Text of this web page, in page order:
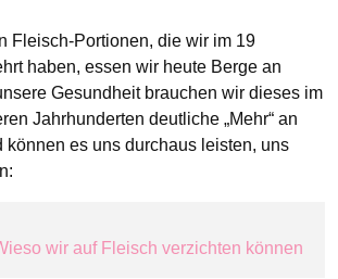
Fleisch-Portionen, die wir im 19
haben, essen wir heute Berge an
Gesundheit brauchen wir dieses im
Jahrhunderten deutliche „Mehr“ an
können es uns durchaus leisten, uns
wir auf Fleisch verzichten können